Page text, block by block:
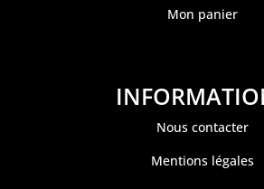
Mon panier
Nous contacter
Mentions légales